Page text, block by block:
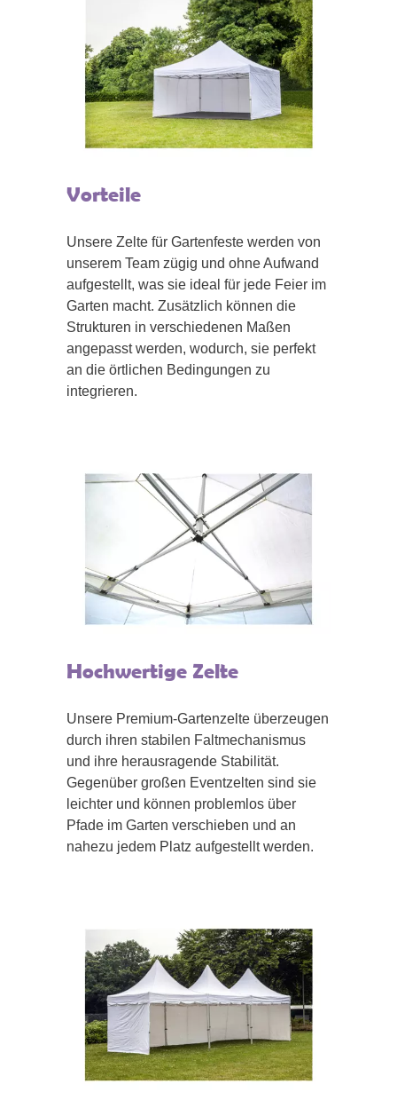
Vorteile
Unsere Zelte für Gartenfeste werden von
unserem Team zügig und ohne Aufwand
aufgestellt, was sie ideal für jede Feier im
Garten macht. Zusätzlich können die
Strukturen in verschiedenen Maßen
angepasst werden, wodurch, sie perfekt
an die örtlichen Bedingungen zu
integrieren.
Hochwertige Zelte
Unsere Premium-Gartenzelte überzeugen
durch ihren stabilen Faltmechanismus
und ihre herausragende Stabilität.
Gegenüber großen Eventzelten sind sie
leichter und können problemlos über
Pfade im Garten verschieben und an
nahezu jedem Platz aufgestellt werden.